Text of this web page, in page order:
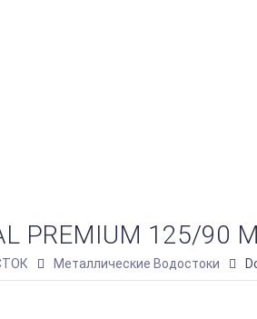
PREMIUM
Металлические Водостоки